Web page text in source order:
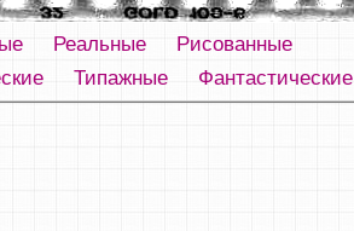
Реальные
Рисованные
Типажные Фантастические